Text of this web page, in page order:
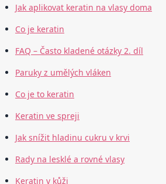
Jak aplikovat keratin na vlasy doma
Co je keratin
FAQ – Často kladené otázky 2. díl
Paruky z umělých vláken
Co je to keratin
Keratin ve spreji
Jak snížit hladinu cukru v krvi
Rady na lesklé a rovné vlasy
Keratin v kůži